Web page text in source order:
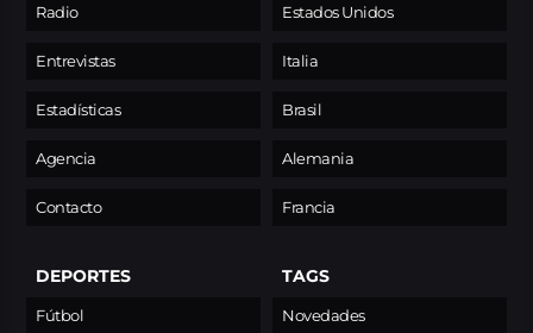
Radio
Entrevistas
Estadísticas
Agencia
Contacto
Estados Unidos
Italia
Brasil
Alemania
Francia
DEPORTES
Fútbol
TAGS
Novedades